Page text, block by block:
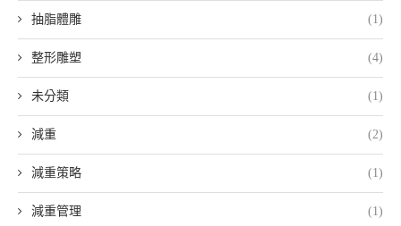
抽脂體雕 (1)
整形雕塑 (4)
未分類 (1)
減重 (2)
減重策略 (1)
減重管理 (1)